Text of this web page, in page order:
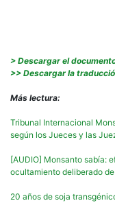
> Descargar el
>> Descargar la
Más lectura:
Tribunal Internacional
según los Jueces y las
[AUDIO] Monsanto sabía:
ocultamiento deliberado
20 años de soja